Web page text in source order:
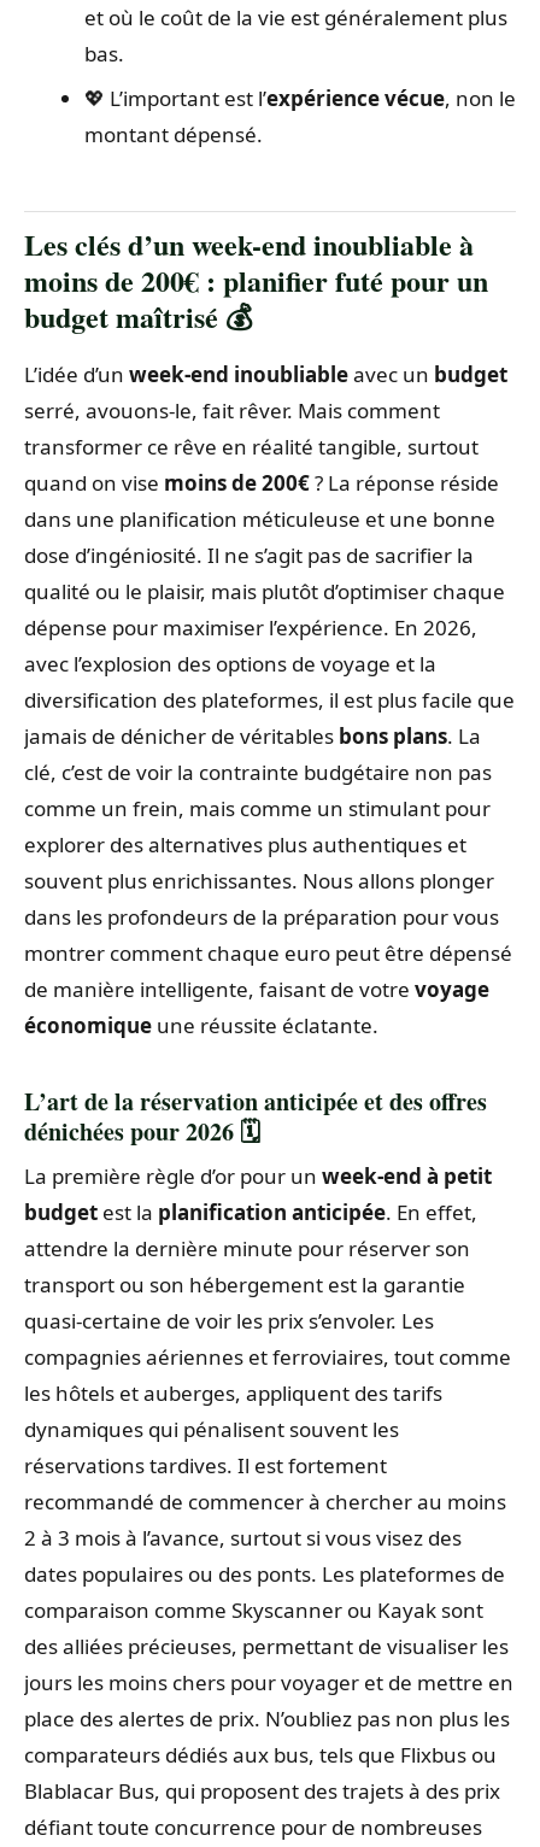
et où le coût de la vie est généralement plus
bas.
💖 L’important est l’expérience vécue, non le
montant dépensé.
Les clés d’un week-end inoubliable à
moins de 200€ : planifier futé pour un
budget maîtrisé 💰
L’idée d’un week-end inoubliableavec un budget
serré, avouons-le, fait rêver. Mais comment
transformer ce rêve en réalité tangible, surtout
quand on vise moins de 200€? La réponse réside
dans une planification méticuleuse et une bonne
dose d’ingéniosité. Il ne s’agit pas de sacrifier la
qualité ou le plaisir, mais plutôt d’optimiser chaque
dépense pour maximiser l’expérience. En 2026,
avec l’explosion des options de voyage et la
diversification des plateformes, il est plus facile que
jamais de dénicher de véritables bons plans. La
clé, c’est de voir la contrainte budgétaire non pas
comme un frein, mais comme un stimulant pour
explorer des alternatives plus authentiques et
souvent plus enrichissantes. Nous allons plonger
dans les profondeurs de la préparation pour vous
montrer comment chaque euro peut être dépensé
de manière intelligente, faisant de votre voyage
économique une réussite éclatante.
L’art de la réservation anticipée et des offres
dénichées pour 2026 🗓️
La première règle d’or pour un week-end à petit
budget est la planification anticipée. En effet,
attendre la dernière minute pour réserver son
transport ou son hébergement est la garantie
quasi-certaine de voir les prix s’envoler. Les
compagnies aériennes et ferroviaires, tout comme
les hôtels et auberges, appliquent des tarifs
dynamiques qui pénalisent souvent les
réservations tardives. Il est fortement
recommandé de commencer à chercher au moins
2 à 3 mois à l’avance, surtout si vous visez des
dates populaires ou des ponts. Les plateformes de
comparaison comme Skyscanner ou Kayak sont
des alliées précieuses, permettant de visualiser les
jours les moins chers pour voyager et de mettre en
place des alertes de prix. N’oubliez pas non plus les
comparateurs dédiés aux bus, tels que Flixbus ou
Blablacar Bus, qui proposent des trajets à des prix
défiant toute concurrence pour de nombreuses